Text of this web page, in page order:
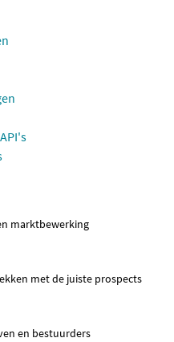
marktbewerking
met de juiste prospects
en bestuurders